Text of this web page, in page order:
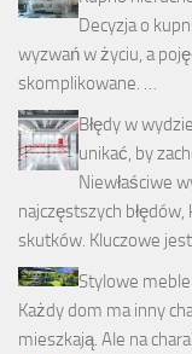
Decyzja o
wyzwań w życiu, a
skomplikowane. …
Błędy w
unikać, by
Niewłaściwe
najczęstszych
skutków. Kluczowe
Stylowe
Każdy dom ma inny
mieszkają. Ale na